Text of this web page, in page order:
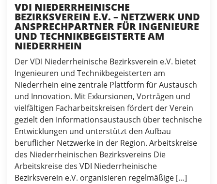
VDI NIEDERRHEINISCHE
BEZIRKSVEREIN E.V. – NETZWERK UND
ANSPRECHPARTNER FÜR INGENIEURE
UND TECHNIKBEGEISTERTE AM
NIEDERRHEIN
Der VDI Niederrheinische Bezirksverein e.V. bietet
Ingenieuren und Technikbegeisterten am
Niederrhein eine zentrale Plattform für Austausch
und Innovation. Mit Exkursionen, Vorträgen und
vielfältigen Facharbeitskreisen fördert der Verein
gezielt den Informationsaustausch über technische
Entwicklungen und unterstützt den Aufbau
beruflicher Netzwerke in der Region. Arbeitskreise
des Niederrheinischen Bezirksvereins Die
Arbeitskreise des VDI Niederrheinische
Bezirksverein e.V. organisieren regelmäßige […]